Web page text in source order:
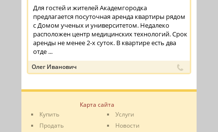
Для гостей и жителей Академгородка
предлагается посуточная аренда квартиры рядом
с Домом ученых и университетом. Недалеко
расположен центр медицинских технологий. Срок
аренды не менее 2-х суток. В квартире есть два
отде ...
Олег Иванович
Карта сайта
Купить
Продать
Услуги
Новости